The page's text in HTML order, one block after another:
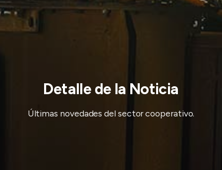
Detalle de la Noticia
Últimas novedades del sector cooperativo.